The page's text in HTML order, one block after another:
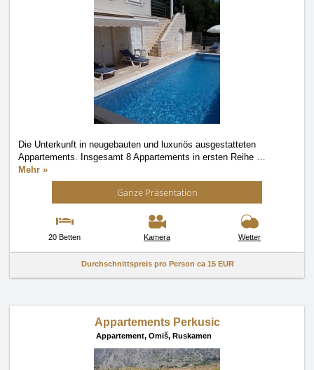
Die Unterkunft in neugebauten und luxuriös ausgestatteten
Appartements. Insgesamt 8 Appartements in ersten Reihe …
Mehr »
Ganze Präsentation
20 Betten Kamera Wetter
Durchschnittspreis pro Person ca 15 EUR
Appartements Perkusic
Appartement, Omiš, Ruskamen